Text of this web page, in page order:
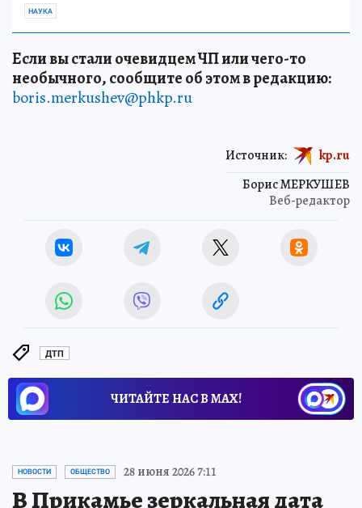
НАУКА
Если вы стали очевидцем ЧП или чего-то
необычного, сообщите об этом в редакцию:
boris.merkushev@phkp.ru
Борис МЕРКУШЕВ
Веб-редактор
Источник: kp.ru
ДТП
ЧИТАЙТЕ НАС В МАХ!
НОВОСТИ ОБЩЕСТВО 28 июня 2026 7:11
В Прикамье зеркальная дата